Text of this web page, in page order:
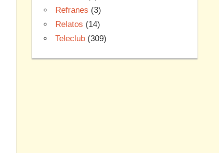
Refranes (3)
Relatos (14)
Teleclub (309)